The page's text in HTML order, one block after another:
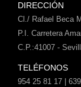
DIRECCIÓN
Cl./ Rafael Beca
P.I. Carretera
C.P.:41007 -
TELÉFONOS
954 25 81 17 |